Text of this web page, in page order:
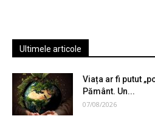
Ultimele articole
Viața ar fi putut
Pământ. Un...
07/08/2026